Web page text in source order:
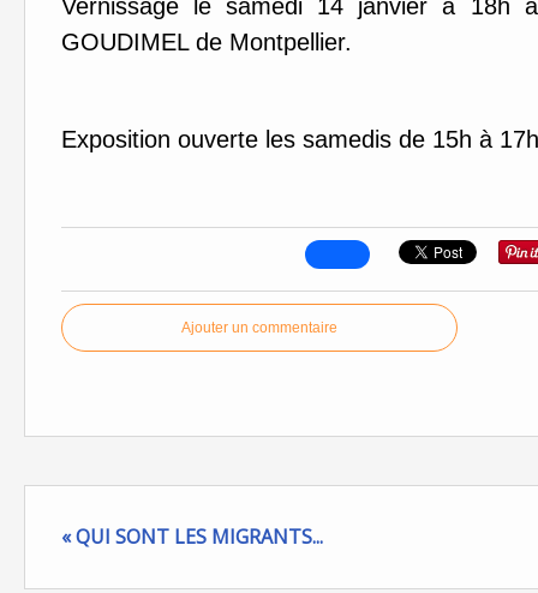
Vernissage le samedi 14 janvier à 18h
GOUDIMEL de Montpellier.
Exposition ouverte les samedis de 15h à
Ajouter un commentaire
« QUI SONT LES MIGRANTS...